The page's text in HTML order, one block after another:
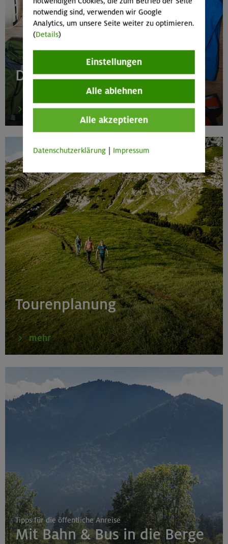
Die Ausrüstung fehlt?
zum Ausrüstungsverleih
Tourenplanung
mehr
Tipps für die öffentliche Anreise
Mit Bahn & Bus in die Berge
notwendig sind, verwenden wir Google
Analytics, um unsere Seite weiter zu optimieren.
(Details)
Einstellungen
Alle ablehnen
Alle akzeptieren
Datenschutzerklärung Impressum